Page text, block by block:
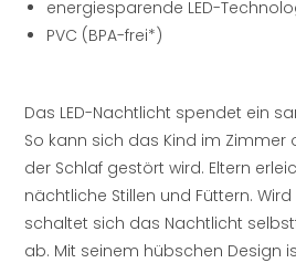
energiesparende LED-
PVC (BPA-frei*)
Das LED-Nachtlicht spendet ein
So kann sich das Kind im Zimmer
der Schlaf gestört wird. Eltern
nächtliche Stillen und Füttern.
schaltet sich das Nachtlicht
ab. Mit seinem hübschen Design